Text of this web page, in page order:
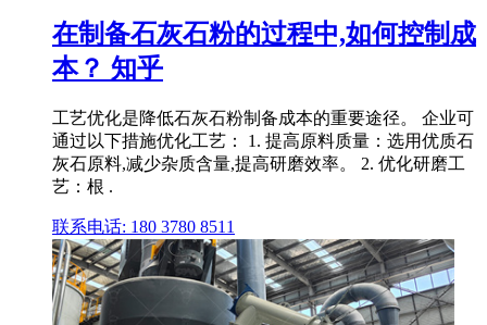
在制备石灰石粉的过程中,如何控制成
本？ 知乎
工艺优化是降低石灰石粉制备成本的重要途径。 企业可
通过以下措施优化工艺： 1. 提高原料质量：选用优质石
灰石原料,减少杂质含量,提高研磨效率。 2. 优化研磨工
艺：根 .
联系电话: 180 3780 8511